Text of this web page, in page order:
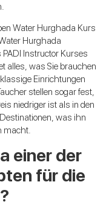
Water Hurghada Kurs
Hurghada
Instructor Kurses
alles, was Sie brauchen
Einrichtungen
stellen sogar fest,
niedriger ist als in den
was ihn
macht.
einer der
für die